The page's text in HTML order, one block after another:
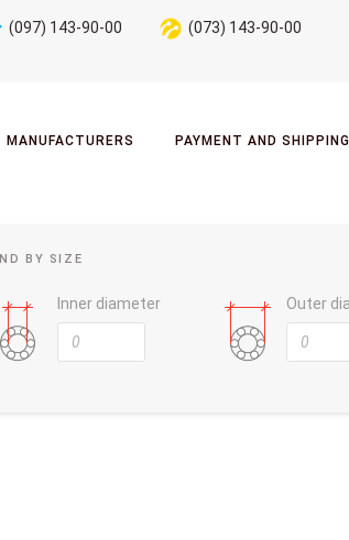
(097) 143-90-00 (073) 143-90-00
MANUFACTURERS PAYMENT AND SHIPPING
BY SIZE
Inner diameter Outer